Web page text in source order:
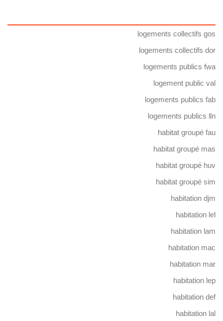
logements collectifs gos
logements collectifs dor
logements publics fwa
logement public val
logements publics fab
logements publics lln
habitat groupé fau
habitat groupé mas
habitat groupé huv
habitat groupé sim
habitation djm
habitation lel
habitation lam
habitation mac
habitation mar
habitation lep
habitation def
habitation lal